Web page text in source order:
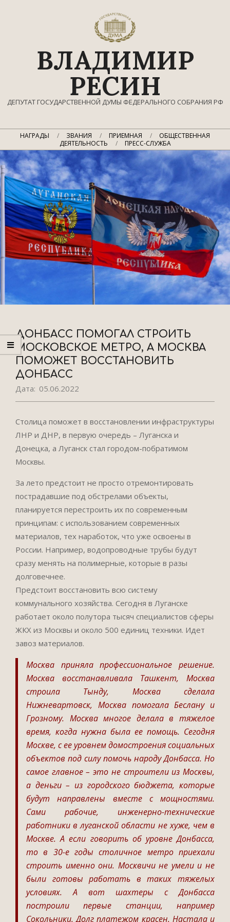
ВЛАДИМИР
РЕСИН
ДЕПУТАТ ГОСУДАРСТВЕННОЙ ДУМЫ ФЕДЕРАЛЬНОГО СОБРАНИЯ РФ
Главное
меню
НАГРАДЫ ЗВАНИЯ ПРИЕМНАЯ
ОБЩЕСТВЕННАЯ
ДЕЯТЕЛЬНОСТЬ
ПРЕСС-СЛУЖБА
ДОНБАСС ПОМОГАЛ СТРОИТЬ
МОСКОВСКОЕ МЕТРО, А МОСКВА
ПОМОЖЕТ ВОССТАНОВИТЬ
ДОНБАСС
Дата: 05.06.2022
Столица поможет в восстановлении инфраструктуры
ЛНР и ДНР, в первую очередь – Луганска и
Донецка, а Луганск стал городом-побратимом
Москвы.
За лето предстоит не просто отремонтировать
пострадавшие под обстрелами объекты,
планируется перестроить их по современным
принципам: с использованием современных
материалов, тех наработок, что уже освоены в
России. Например, водопроводные трубы будут
сразу менять на полимерные, которые в разы
долговечнее.
Предстоит восстановить всю систему
коммунального хозяйства. Сегодня в Луганске
работает около полутора тысяч специалистов сферы
ЖКХ из Москвы и около 500 единиц техники. Идет
завоз материалов.
Москва приняла профессиональное решение.
Москва восстанавливала Ташкент, Москва
строила Тынду, Москва сделала
Нижневартовск, Москва помогала Беслану и
Грозному. Москва многое делала в тяжелое
время, когда нужна была ее помощь. Сегодня
Москве, с ее уровнем домостроения социальных
объектов под силу помочь народу Донбасса. Но
самое главное – это не строители из Москвы,
а деньги – из городского бюджета, которые
будут направлены вместе с мощностями.
Сами рабочие, инженерно-технические
работники в луганской области не хуже, чем в
Москве. А если говорить об уровне Донбасса,
то в 30-е годы столичное метро приехали
строить именно они. Москвичи не умели и не
были готовы работать в таких тяжелых
условиях. А вот шахтеры с Донбасса
построили первые станции, например
Сокольники. Долг платежом красен. Настала и